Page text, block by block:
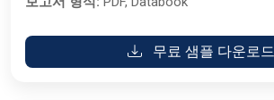
무료 샘플 다운로드